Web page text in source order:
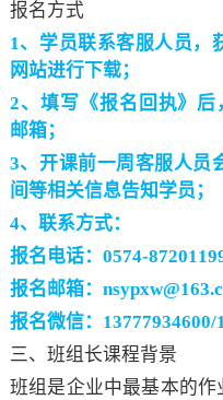
报名方式
1、学员联系客服人员，
网站进行下载；
2、填写《报名回执》后
邮箱；
3、开课前一周客服人员
间等相关信息告知学员；
4、联系方式：
报名电话：0574-
报名邮箱：
报名微信：13777934600/
三、班组长课程背景
班组是企业中最基本的